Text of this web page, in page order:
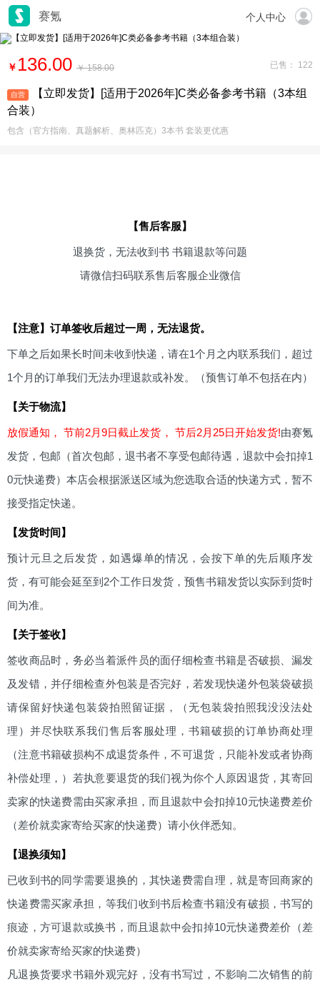
赛氪 个人中心
￥ 136.00 ￥ 158.00 已售： 122
自营
【立即发货】[适用于2026年]C类必备参考书籍（3本组
合装）
包含（官方指南、真题解析、奥林匹克）3本书 套装更优惠
【售后客服】
退换货，无法收到书 书籍退款等问题
请微信扫码联系售后客服企业微信
【注意】订单签收后超过一周，无法退货。
下单之后如果长时间未收到快递，请在1个月之内联系我们，超过
1个月的订单我们无法办理退款或补发。（预售订单不包括在内）
【关于物流】
放假通知， 节前2月9日截止发货， 节后2月25日开始发货!由赛氪
发货，包邮（首次包邮，退书者不享受包邮待遇，退款中会扣掉1
0元快递费）本店会根据派送区域为您选取合适的快递方式，暂不
接受指定快递。
【发货时间】
预计元旦之后发货，如遇爆单的情况，会按下单的先后顺序发
货，有可能会延至到2个工作日发货，预售书籍发货以实际到货时
间为准。
【关于签收】
签收商品时，务必当着派件员的面仔细检查书籍是否破损、漏发
及发错，并仔细检查外包装是否完好，若发现快递外包装袋破损
请保留好快递包装袋拍照留证据，（无包装袋拍照我没没法处
理）并尽快联系我们售后客服处理，书籍破损的订单协商处理
（注意书籍破损构不成退货条件，不可退货，只能补发或者协商
补偿处理，）若执意要退货的我们视为你个人原因退货，其寄回
卖家的快递费需由买家承担，而且退款中会扣掉10元快递费差价
（差价就卖家寄给买家的快递费）请小伙伴悉知。
【退换须知】
已收到书的同学需要退换的，其快递费需自理，就是寄回商家的
快递费需买家承担，等我们收到书后检查书籍没有破损，书写的
痕迹，方可退款或换书，而且退款中会扣掉10元快递费差价（差
价就卖家寄给买家的快递费）
凡退换货要求书籍外观完好，没有书写过，不影响二次销售的前